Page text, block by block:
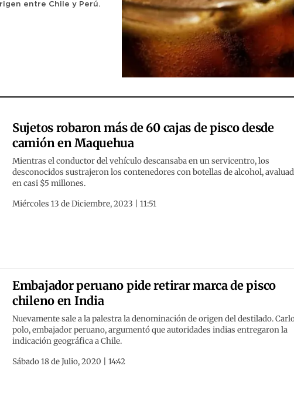
entre Chile y Perú.
Sujetos robaron más de 60 cajas de pisco desde
camión en Maquehua
Mientras el conductor del vehículo descansaba en un servicentro, los
desconocidos sustrajeron los contenedores con botellas de alcohol,
en casi $5 millones.
Miércoles 13 de Diciembre, 2023 | 11:51
Embajador peruano pide retirar marca de pisco
chileno en India
Nuevamente sale a la palestra la denominación de origen del destilado.
polo, embajador peruano, argumentó que autoridades indias entregaron la
indicación geográfica a Chile.
Sábado 18 de Julio, 2020 | 14:42